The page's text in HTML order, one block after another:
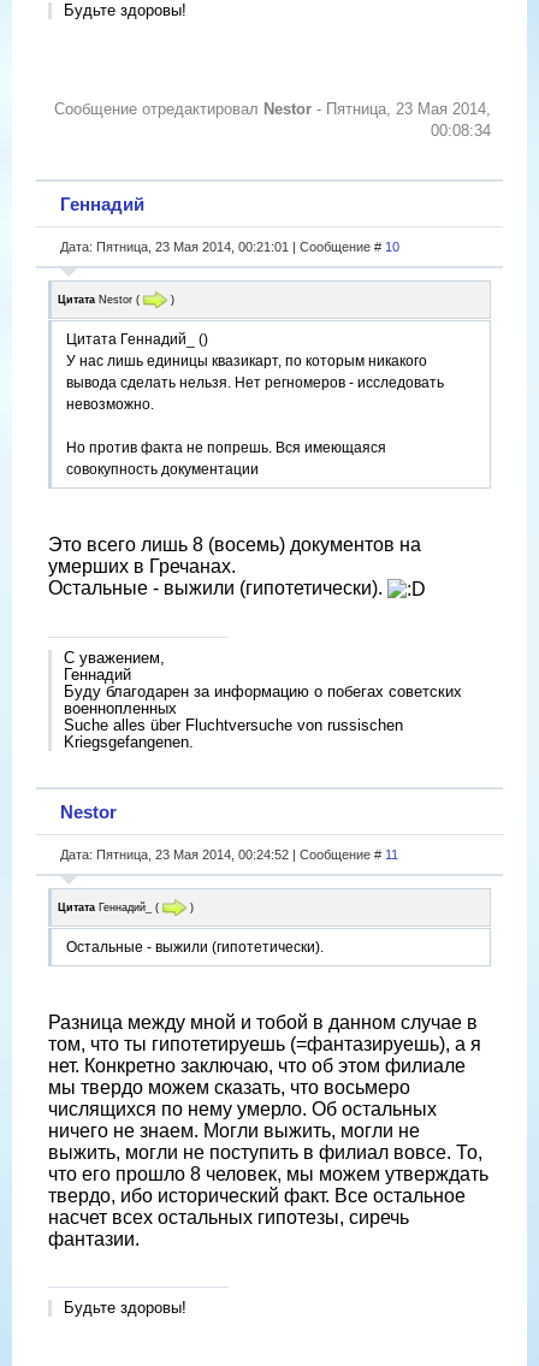
Будьте здоровы!
Сообщение отредактировал Nestor - Пятница, 23 Мая 2014,
00:08:34
Геннадий
Дата: Пятница, 23 Мая 2014, 00:21:01 | Сообщение # 10
Цитата Nestor ( )
Цитата Геннадий_ ()
У нас лишь единицы квазикарт, по которым никакого
вывода сделать нельзя. Нет регномеров - исследовать
невозможно.
Но против факта не попрешь. Вся имеющаяся
совокупность документации
Это всего лишь 8 (восемь) документов на
умерших в Гречанах.
Остальные - выжили (гипотетически).
С уважением,
Геннадий
Буду благодарен за информацию о побегах советских
военнопленных
Suche alles über Fluchtversuche von russischen
Kriegsgefangenen.
Nestor
Дата: Пятница, 23 Мая 2014, 00:24:52 | Сообщение # 11
Цитата Геннадий_ ( )
Остальные - выжили (гипотетически).
Разница между мной и тобой в данном случае в
том, что ты гипотетируешь (=фантазируешь), а я
нет. Конкретно заключаю, что об этом филиале
мы твердо можем сказать, что восьмеро
числящихся по нему умерло. Об остальных
ничего не знаем. Могли выжить, могли не
выжить, могли не поступить в филиал вовсе. То,
что его прошло 8 человек, мы можем утверждать
твердо, ибо исторический факт. Все остальное
насчет всех остальных гипотезы, сиречь
фантазии.
Будьте здоровы!